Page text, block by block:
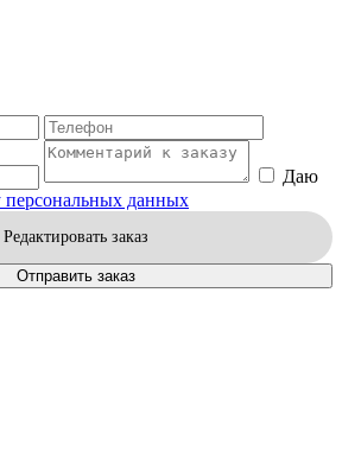
Даю
персональных данных
Редактировать заказ
Отправить заказ